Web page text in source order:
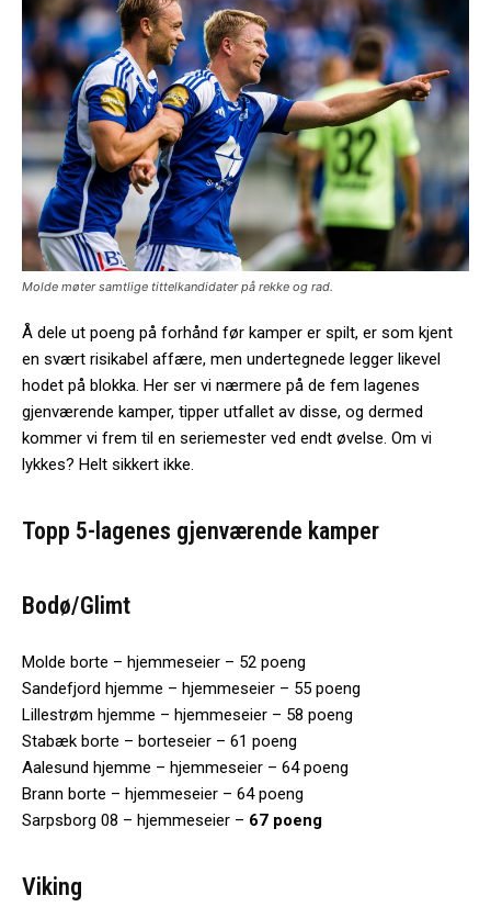
Molde møter samtlige tittelkandidater på rekke og rad.
Å dele ut poeng på forhånd før kamper er spilt, er som kjent
en svært risikabel affære, men undertegnede legger likevel
hodet på blokka. Her ser vi nærmere på de fem lagenes
gjenværende kamper, tipper utfallet av disse, og dermed
kommer vi frem til en seriemester ved endt øvelse. Om vi
lykkes? Helt sikkert ikke.
Topp 5-lagenes gjenværende kamper
Bodø/Glimt
Molde borte – hjemmeseier – 52 poeng
Sandefjord hjemme – hjemmeseier – 55 poeng
Lillestrøm hjemme – hjemmeseier – 58 poeng
Stabæk borte – borteseier – 61 poeng
Aalesund hjemme – hjemmeseier – 64 poeng
Brann borte – hjemmeseier – 64 poeng
Sarpsborg 08 – hjemmeseier – 67 poeng
Viking